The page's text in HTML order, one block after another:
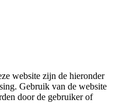
website zijn de hieronder
Gebruik van de website
door de gebruiker of